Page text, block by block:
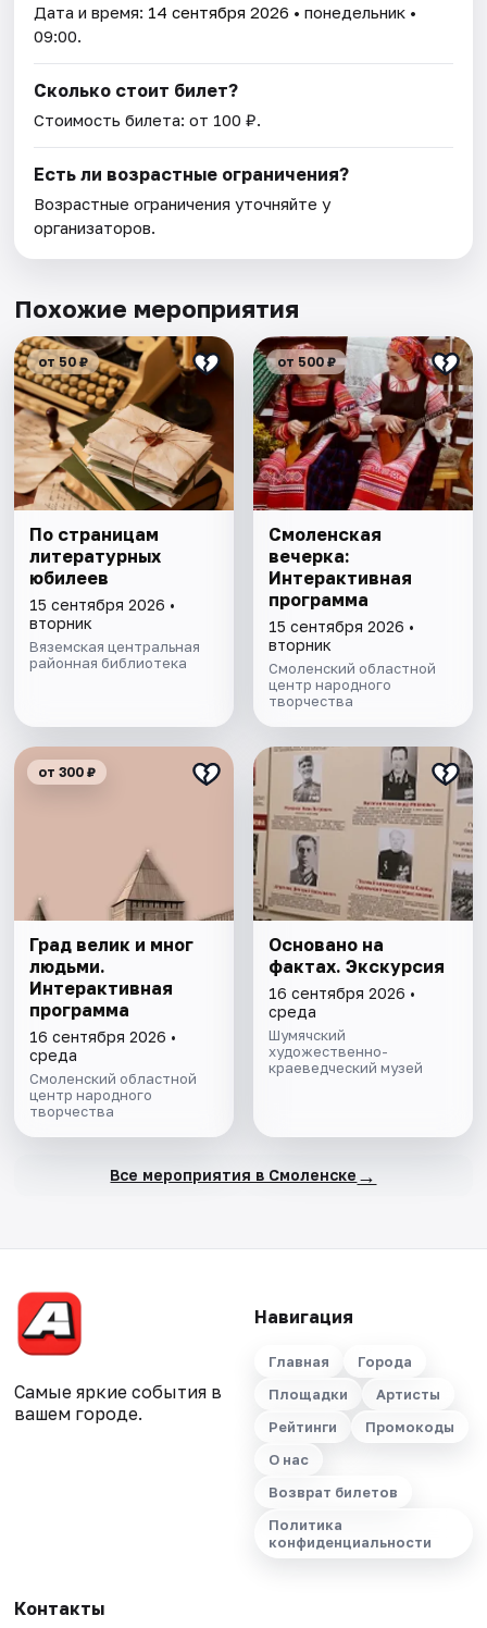
Дата и время: 14 сентября 2026 • понедельник •
09:00.
Сколько стоит билет?
Стоимость билета: от 100 ₽.
Есть ли возрастные ограничения?
Возрастные ограничения уточняйте у
организаторов.
Похожие мероприятия
от 50 ₽
По страницам
литературных
юбилеев
15 сентября 2026 •
вторник
Вяземская центральная
районная библиотека
от 500 ₽
Смоленская
вечерка:
Интерактивная
программа
15 сентября 2026 •
вторник
Смоленский областной
центр народного
творчества
от 300 ₽
Град велик и мног
людьми.
Интерактивная
программа
16 сентября 2026 •
среда
Смоленский областной
центр народного
творчества
Основано на
фактах. Экскурсия
16 сентября 2026 •
среда
Шумячский
художественно-
краеведческий музей
Все мероприятия в Смоленске →
Самые яркие события в
вашем городе.
Навигация
Главная
Города
Площадки
Артисты
Рейтинги
Промокоды
О нас
Возврат билетов
Политика
конфиденциальности
Контакты